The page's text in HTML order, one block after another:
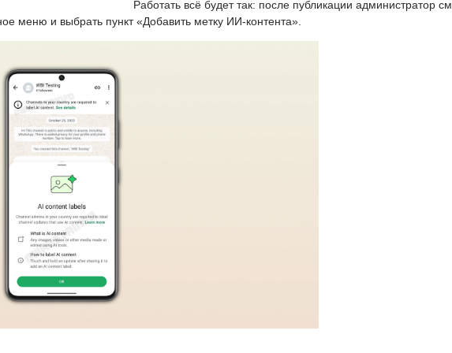
Работать всё будет так: после публикации администратор
меню и выбрать пункт «Добавить метку ИИ-контента».